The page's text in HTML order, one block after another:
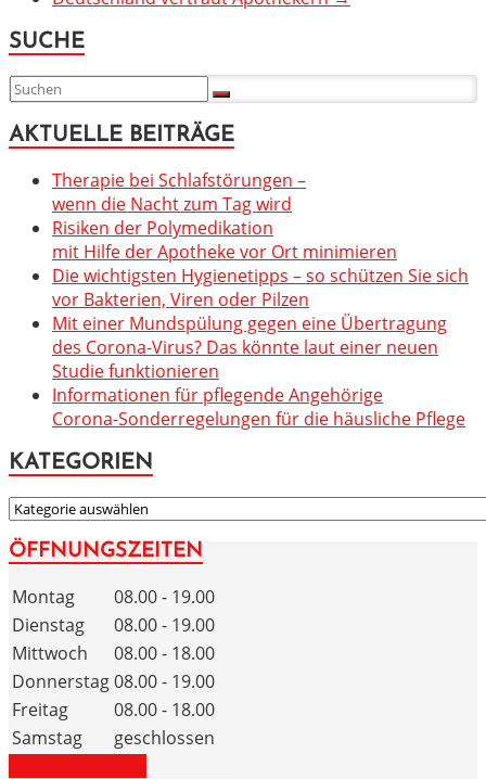
SUCHE
AKTUELLE BEITRÄGE
Therapie bei Schlafstörungen –
wenn die Nacht zum Tag wird
Risiken der Polymedikation
mit Hilfe der Apotheke vor Ort minimieren
Die wichtigsten Hygienetipps – so schützen Sie sich
vor Bakterien, Viren oder Pilzen
Mit einer Mundspülung gegen eine Übertragung
des Corona-Virus? Das könnte laut einer neuen
Studie funktionieren
Informationen für pflegende Angehörige
Corona-Sonderregelungen für die häusliche Pflege
KATEGORIEN
KATEGORIEN
ÖFFNUNGSZEITEN
Montag
08.00 - 19.00
Dienstag
08.00 - 19.00
Mittwoch
08.00 - 18.00
Donnerstag08.00 - 19.00
Freitag
08.00 - 18.00
Samstag
geschlossen